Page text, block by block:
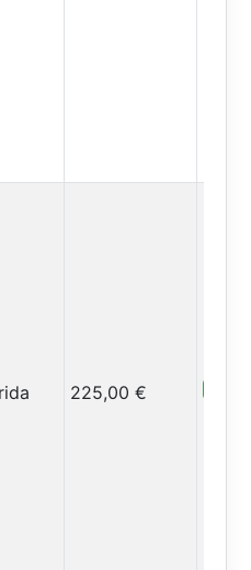
225,00 €